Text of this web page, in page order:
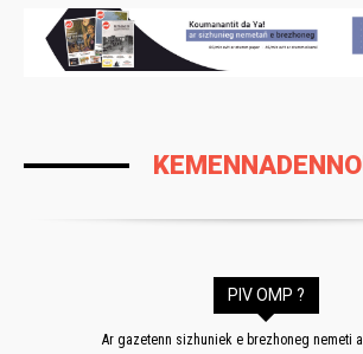
PIV OMP ?
Ar gazetenn sizhuniek e brezhoneg nemeti